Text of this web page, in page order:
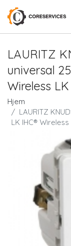
LAURITZ
universal
Wireless
Hjem
LAURITZ
LK IHC® Wireless